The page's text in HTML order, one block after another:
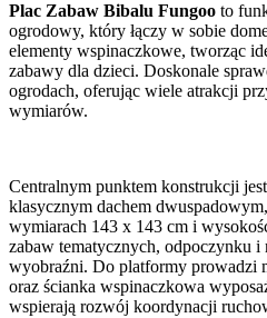
Plac Zabaw Bibalu Fungoo to
ogrodowy, który łączy w sobie
elementy wspinaczkowe, tworząc
zabawy dla dzieci. Doskonale
ogrodach, oferując wiele atrakcji
wymiarów.
Centralnym punktem konstrukcji
klasycznym dachem
wymiarach 143 x 143 cm i
zabaw tematycznych, odpoczynku i
wyobraźni. Do platformy prowadzi
oraz ścianka wspinaczkowa
wspierają rozwój koordynacji